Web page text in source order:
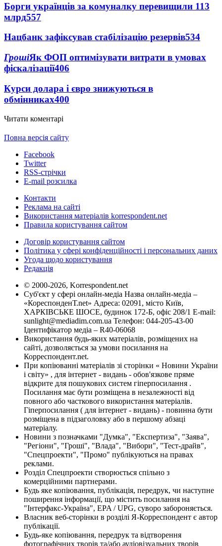
Борги українців за комуналку перевищили 113
млрд557
Нацбанк зафіксував стабілізацію резервів534
ГрошіЯк ФОП оптимізувати витрати в умовах
фіскалізації406
Курси долара і євро знижуються в
обмінниках400
Читати коментарі
Повна версія сайту
Facebook
Twitter
RSS-стрічки
E-mail розсилка
Контакти
Реклама на сайті
Використання матеріалів korrespondent.net
Правила користування сайтом
Договір користування сайтом
Політика у сфері конфіденційності і персональних даних
Угода щодо користування
Редакція
© 2000-2026, Korrespondent.net
Суб'єкт у сфері онлайн-медіа Назва онлайн-медіа –
«КореспонденТ.net» Адреса: 02091, місто Київ,
ХАРКІВСЬКЕ ШОСЕ, будинок 172-Б, офіс 208/1 E-mail:
sunlight@mediadim.com.ua Телефон: 044-205-43-00
Ідентифікатор медіа – R40-06068
Використання будь-яких матеріалів, розміщених на
сайті, дозволяється за умови посилання на
Корреспондент.net.
При копіюванні матеріалів зі сторінки « Новини України
і світу» , для інтернет - видань - обов'язкове пряме
відкрите для пошукових систем гіперпосилання .
Посилання має бути розміщена в незалежності від
повного або часткового використання матеріалів.
Гіперпосилання ( для інтернет - видань) - повинна бути
розміщена в підзаголовку або в першому абзаці
матеріалу.
Новини з позначками "Думка", "Експертиза", "Заява",
"Регіони", "Гроші", "Влада", "Вибори", "Тест-драйв",
"Спецпроекти", "Промо" публікуються на правах
реклами.
Розділ Спецпроекти створюється спільно з
комерційними партнерами.
Будь яке копіювання, публікація, передрук, чи наступне
поширення інформації, що містить посилання на
"Інтерфакс-Україна", EPA / UPG, суворо забороняється.
Власник веб-сторінки в розділі Я-Корреспондент є автор
публікації.
Будь-яке копіювання, передрук та відтворення
фотографічних творів та/або аудіовізуальних творів